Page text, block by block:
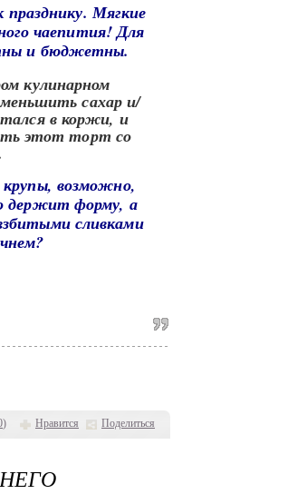
) Нравится Поделиться
Мягкие
чаепития! Для
и бюджетны.
возможно,
держит форму, а
сливками